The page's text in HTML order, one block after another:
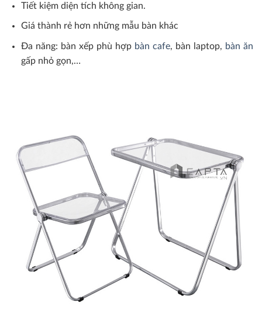
Tiết kiệm diện tích không gian.
Giá thành rẻ hơn những mẫu bàn khác
Đa năng: bàn xếp phù hợp bàn cafe, bàn laptop, bàn ăn
gấp nhỏ gọn,…